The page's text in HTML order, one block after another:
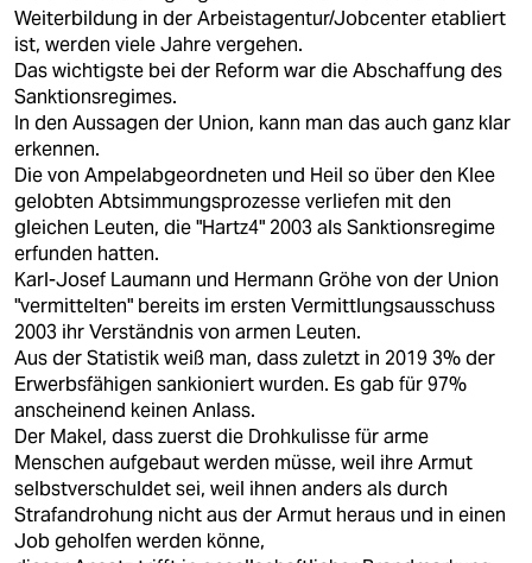
Weiterbildung in der Arbeistagentur/Jobcenter etabliert
ist, werden viele Jahre vergehen.
Das wichtigste bei der Reform war die Abschaffung des
Sanktionsregimes.
In den Aussagen der Union, kann man das auch ganz klar
erkennen.
Die von Ampelabgeordneten und Heil so über den Klee
gelobten Abtsimmungsprozesse verliefen mit den
gleichen Leuten, die "Hartz4" 2003 als Sanktionsregime
erfunden hatten.
Karl-Josef Laumann und Hermann Gröhe von der Union
"vermittelten" bereits im ersten Vermittlungsausschuss
2003 ihr Verständnis von armen Leuten.
Aus der Statistik weiß man, dass zuletzt in 2019 3% der
Erwerbsfähigen sankioniert wurden. Es gab für 97%
anscheinend keinen Anlass.
Der Makel, dass zuerst die Drohkulisse für arme
Menschen aufgebaut werden müsse, weil ihre Armut
selbstverschuldet sei, weil ihnen anders als durch
Strafandrohung nicht aus der Armut heraus und in einen
Job geholfen werden könne,